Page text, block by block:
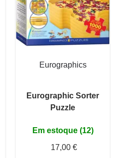
Eurographics
Eurographic Sorter
Puzzle
Em estoque (12)
17,00 €